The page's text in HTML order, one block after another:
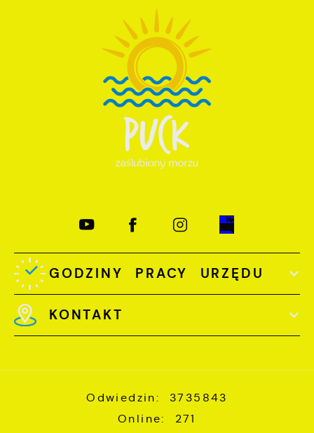
GODZINY PRACY URZĘDU
KONTAKT
Odwiedzin: 3735843
Online: 271